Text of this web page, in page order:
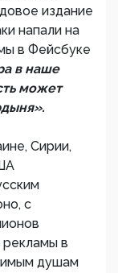
издание
напали на
в Фейсбуке
в наше
может
Сирии,
с
рекламы в
душам